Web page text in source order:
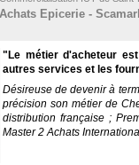
Epicerie -
"Le métier d'acheteur
autres services et les
Désireuse de devenir à
précision son métier de
distribution française ;
Master 2 Achats